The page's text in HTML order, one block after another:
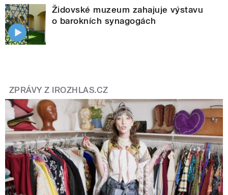
Židovské muzeum zahajuje výstavu
o barokních synagogách
ZPRÁVY Z IROZHLAS.CZ